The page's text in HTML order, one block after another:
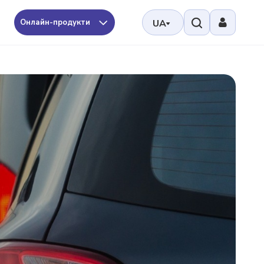
Онлайн-продукти UA